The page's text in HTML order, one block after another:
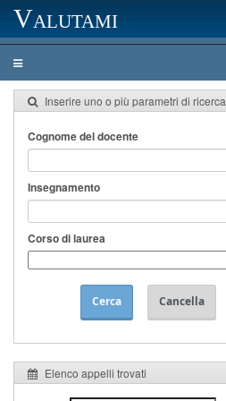
Valutami
Inserire uno o più parametri di ricerca
Cognome del docente
Insegnamento
Corso di laurea
Cerca Cancella
Elenco appelli trovati